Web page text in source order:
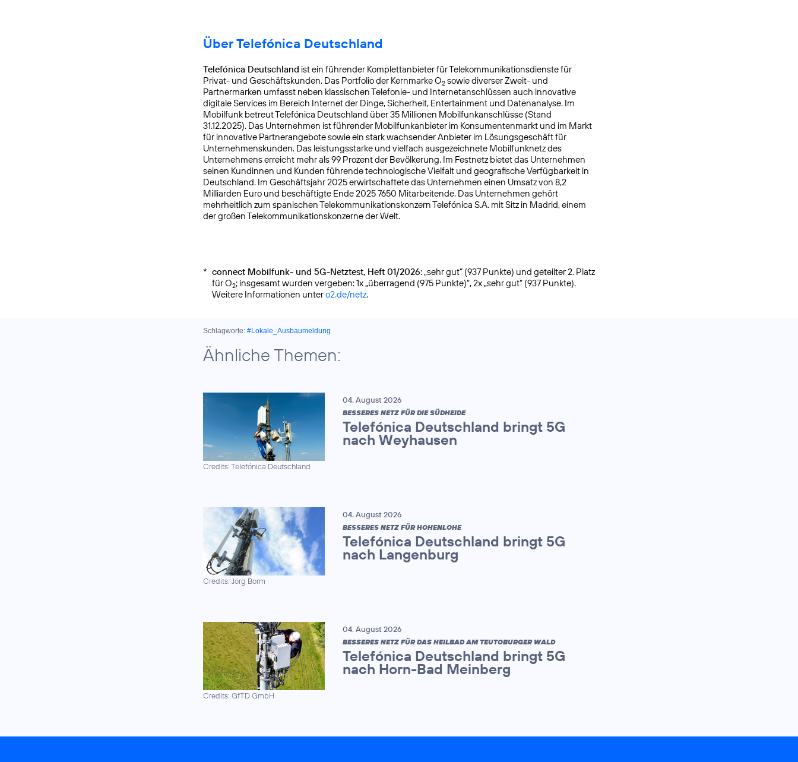
Über Telefónica Deutschland
Telefónica Deutschland ist ein führender Komplettanbieter für Telekommunikationsdienste für
Privat- und Geschäftskunden. Das Portfolio der Kernmarke O2 sowie diverser Zweit- und
Partnermarken umfasst neben klassischen Telefonie- und Internetanschlüssen auch innovative
digitale Services im Bereich Internet der Dinge, Sicherheit, Entertainment und Datenanalyse. Im
Mobilfunk betreut Telefónica Deutschland über 35 Millionen Mobilfunkanschlüsse (Stand
31.12.2025). Das Unternehmen ist führender Mobilfunkanbieter im Konsumentenmarkt und im Markt
für innovative Partnerangebote sowie ein stark wachsender Anbieter im Lösungsgeschäft für
Unternehmenskunden. Das leistungsstarke und vielfach ausgezeichnete Mobilfunknetz des
Unternehmens erreicht mehr als 99 Prozent der Bevölkerung. Im Festnetz bietet das Unternehmen
seinen Kundinnen und Kunden führende technologische Vielfalt und geografische Verfügbarkeit in
Deutschland. Im Geschäftsjahr 2025 erwirtschaftete das Unternehmen einen Umsatz von 8,2
Milliarden Euro und beschäftigte Ende 2025 7650 Mitarbeitende. Das Unternehmen gehört
mehrheitlich zum spanischen Telekommunikationskonzern Telefónica S.A. mit Sitz in Madrid, einem
der großen Telekommunikationskonzerne der Welt.
* connect Mobilfunk- und 5G-Netztest, Heft 01/2026: „sehr gut“ (937 Punkte) und geteilter 2. Platz
für O2; insgesamt wurden vergeben: 1x „überragend (975 Punkte)“, 2x „sehr gut“ (937 Punkte).
Weitere Informationen untero2.de/netz.
Schlagworte: #Lokale_Ausbaumeldung
Ähnliche Themen:
Credits: Telefónica Deutschland
04. August 2026
BESSERES NETZ FÜR DIE SÜDHEIDE
Telefónica Deutschland bringt 5G
nach Weyhausen
Credits: Jörg Borm
04. August 2026
BESSERES NETZ FÜR HOHENLOHE
Telefónica Deutschland bringt 5G
nach Langenburg
Credits: GfTD GmbH
04. August 2026
BESSERES NETZ FÜR DAS HEILBAD AM TEUTOBURGER WALD
Telefónica Deutschland bringt 5G
nach Horn-Bad Meinberg